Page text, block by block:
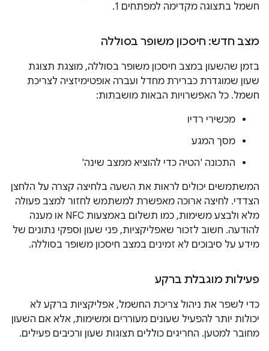
חשמל בתצוגה מקדימה למפתחים 1.
מצב חדש: חיסכון משופר בסוללה
בזמן שהשעון במצב חיסכון משופר בסוללה, מוצגת תצוגת
שעון שמוגדרת כברירת מחדל ועברה אופטימיזציה לצריכת
חשמל. כל האפשרויות הבאות מושבתות:
מכשירי רדיו
מסך המגע
התכונה 'הטיה כדי להוציא ממצב שינה'
המשתמשים יכולים לראות את השעה בלחיצה קצרה על הלחצן
הצדדי. לחיצה ארוכה מאפשרת למשתמש לחזור למצב פעולה
מלא ולבצע משימות, כמו תשלום באמצעות NFC או מענה
להודעה. חשוב לזכור שאפליקציות, פני שעון וספקי נתונים של
מידע על סיבוכים לא זמינים במצב חיסכון משופר בסוללה.
פעילות מוגבלת ברקע
כדי לשפר את ניהול צריכת החשמל, אפליקציות ברקע לא
יכולות יותר להפעיל שעונים מעוררים ומשימות, אלא אם השעון
מחובר למטען. החריגים כוללים תצוגות שעון ורכיבים פעילים.